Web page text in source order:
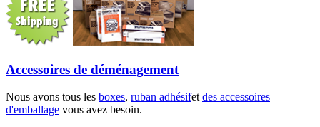
Accessoires de déménagement
Nous avons tous les boxes, ruban adhésifetdes accessoires
d'emballage vous avez besoin.